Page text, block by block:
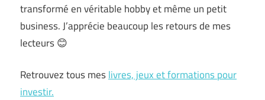
transformé en véritable hobby et même un petit
business. J’apprécie beaucoup les retours de mes
lecteurs 😊
Retrouvez tous meslivres, jeux et formations pour
investir.